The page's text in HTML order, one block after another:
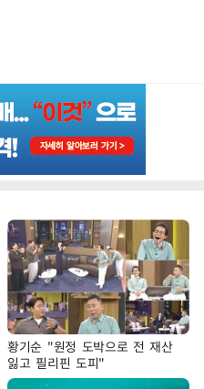
황기순 "원정 도박으로 전 재산
잃고 필리핀 도피"